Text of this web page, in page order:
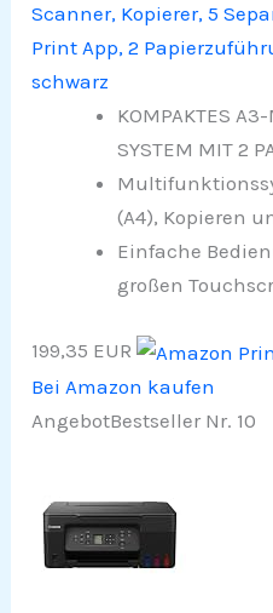
Scanner, Kopierer, 5
Print App, 2
schwarz
KOMPAKTES
SYSTEM MIT 2
(A4), Kopieren
Einfache
großen
199,35 EUR
Bei Amazon kaufen
AngebotBestseller Nr. 10